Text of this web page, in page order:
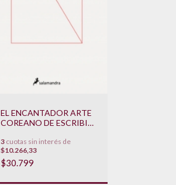
EL ENCANTADOR ARTE
COREANO DE ESCRIBIR
3cuotas sin interés de
$10.266,33
$30.799